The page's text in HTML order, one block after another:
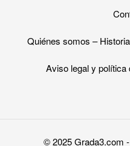
Quiénes somos –
Aviso legal y
© 2025Grada3.com